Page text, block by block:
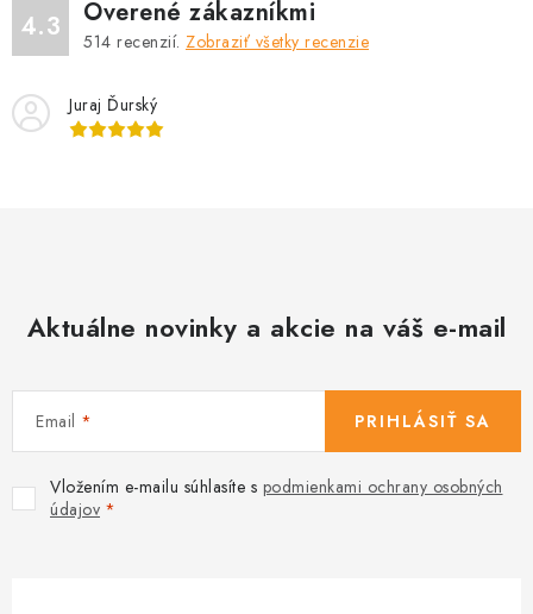
4.3 Overené zákazníkmi
514 recenzií. Zobraziť všetky recenzie
Juraj Ďurský
Aktuálne novinky a akcie na váš e-mail
Email
Vložením e-mailu súhlasíte s podmienkami ochrany osobných
údajov
PRIHLÁSIŤ SA